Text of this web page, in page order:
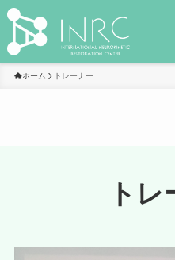
ホーム トレーナー
ト